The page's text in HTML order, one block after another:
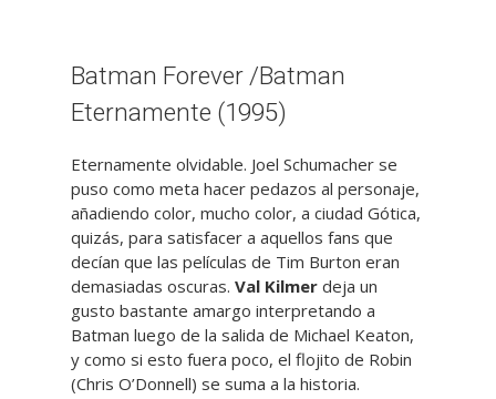
Batman Forever /Batman
Eternamente (1995)
Eternamente olvidable. Joel Schumacher se
puso como meta hacer pedazos al personaje,
añadiendo color, mucho color, a ciudad Gótica,
quizás, para satisfacer a aquellos fans que
decían que las películas de Tim Burton eran
demasiadas oscuras. Val Kilmer deja un
gusto bastante amargo interpretando a
Batman luego de la salida de Michael Keaton,
y como si esto fuera poco, el flojito de Robin
(Chris O’Donnell) se suma a la historia.